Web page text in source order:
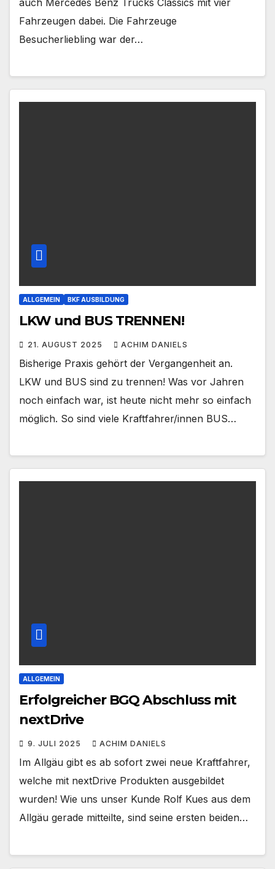
Fahrzeugen dabei. Die Fahrzeuge
Besucherliebling war der…
ALLGEMEIN BKF AUSBILDUNG
LKW und BUS TRENNEN!
21. AUGUST 2025 ACHIM DANIELS
Bisherige Praxis gehört der Vergangenheit an.
LKW und BUS sind zu trennen! Was vor Jahren
noch einfach war, ist heute nicht mehr so einfach
möglich. So sind viele Kraftfahrer/innen BUS…
ALLGEMEIN
Erfolgreicher BGQ Abschluss mit
nextDrive
9. JULI 2025 ACHIM DANIELS
Im Allgäu gibt es ab sofort zwei neue Kraftfahrer,
welche mit nextDrive Produkten ausgebildet
wurden! Wie uns unser Kunde Rolf Kues aus dem
Allgäu gerade mitteilte, sind seine ersten beiden…